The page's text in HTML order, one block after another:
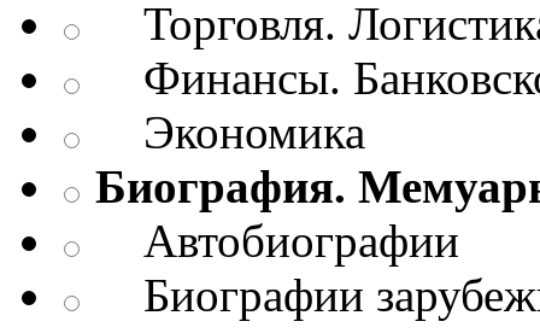
Торговля.
Финансы.
Экономика
Биография.
Автобиографии
Биографии